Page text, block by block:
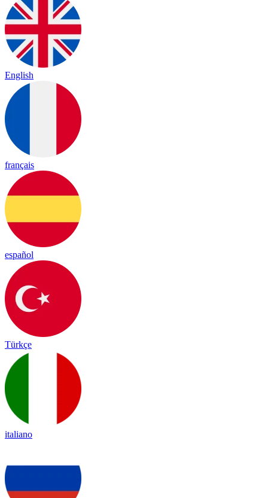
English
français
español
Türkçe
italiano